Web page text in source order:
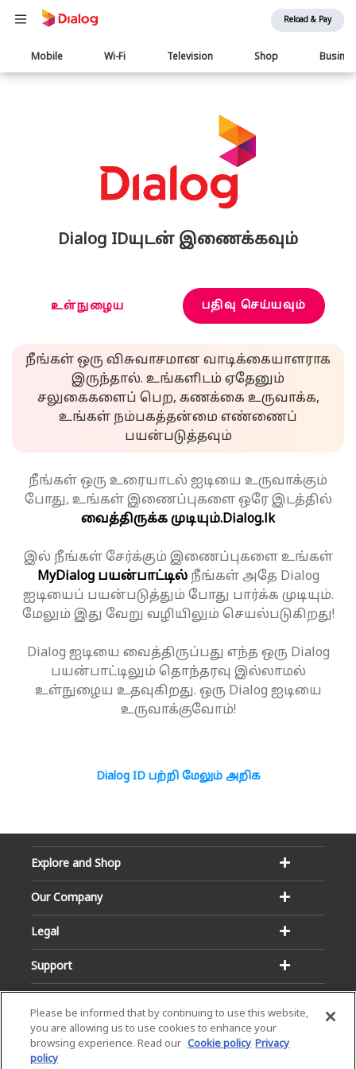
Reload & Pay
Main
navigation
Mobile Wi-Fi Television Shop
Dialog IDயுடன் இணைக்கவும்
உள்நுழைய பதிவு செய்யவும்
நீங்கள் ஒரு விசுவாசமான வாடிக்கையாளராக
இருந்தால். உங்களிடம் ஏதேனும்
சலுகைகளைப் பெற, கணக்கை உருவாக்க,
உங்கள் நம்பகத்தன்மை எண்ணைப்
பயன்படுத்தவும்
நீங்கள் ஒரு உரையாடல் ஐடியை உருவாக்கும்
போது, உங்கள் இணைப்புகளை ஒரே இடத்தில்
வைத்திருக்க முடியும்.Dialog.lk
இல் நீங்கள் சேர்க்கும் இணைப்புகளை உங்கள்
MyDialog பயன்பாட்டில்நீங்கள் அதே Dialog
ஐடியைப் பயன்படுத்தும் போது பார்க்க முடியும்.
மேலும் இது வேறு வழியிலும் செயல்படுகிறது!
Dialog ஐடியை வைத்திருப்பது எந்த ஒரு Dialog
பயன்பாட்டிலும் தொந்தரவு இல்லாமல்
உள்நுழைய உதவுகிறது. ஒரு Dialog ஐடியை
உருவாக்குவோம்!
Dialog ID பற்றி மேலும் அறிக
Explore and Shop
Our Company
Legal
Support
Please be informed that by continuing to use this website,
you are allowing us to use cookies to enhance your
browsing experience. Read our Cookie policy Privacy
policy